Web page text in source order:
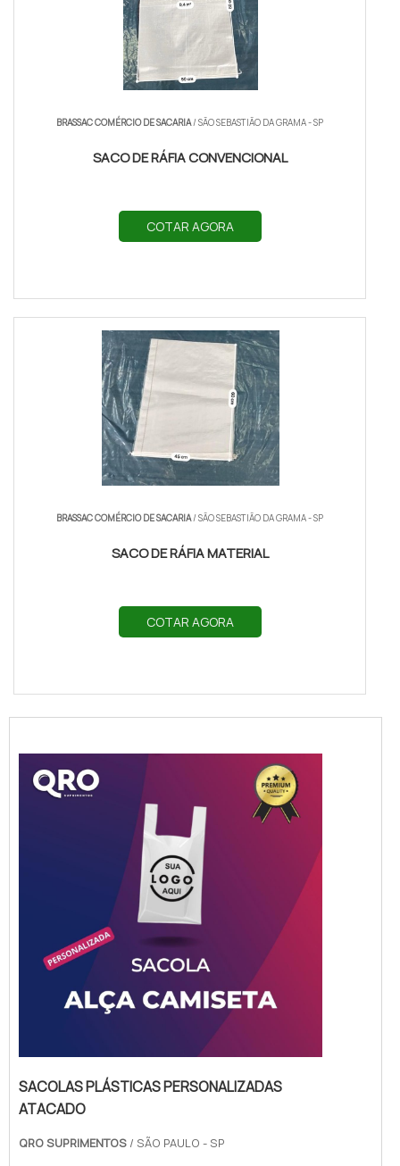
BRASSAC COMÉRCIO DE SACARIA/ SÃO SEBASTIÃO DA GRAMA - SP
SACO DE RÁFIA CONVENCIONAL
COTAR AGORA
BRASSAC COMÉRCIO DE SACARIA/ SÃO SEBASTIÃO DA GRAMA - SP
SACO DE RÁFIA MATERIAL
COTAR AGORA
SACOLAS PLÁSTICAS PERSONALIZADAS
ATACADO
QRO SUPRIMENTOS / SÃO PAULO - SP